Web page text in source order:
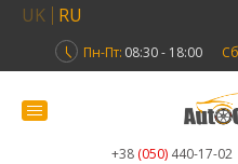
UK RU
Пн-Пт: 08:30 - 18:00
+38 (050) 440-17-02